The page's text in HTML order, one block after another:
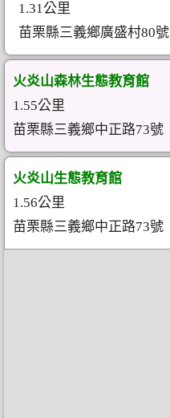
1.31公里
苗栗縣三義鄉廣盛村80號
火炎山森林生態教育館
1.55公里
苗栗縣三義鄉中正路73號
火炎山生態教育館
1.56公里
苗栗縣三義鄉中正路73號